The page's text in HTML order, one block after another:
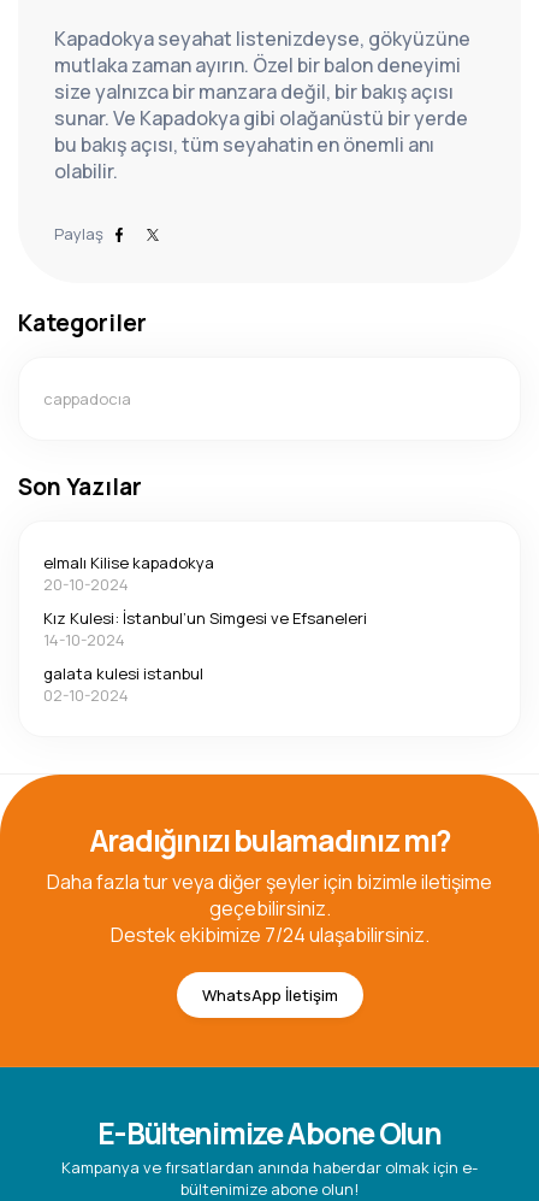
Kapadokya seyahat listenizdeyse, gökyüzüne
mutlaka zaman ayırın. Özel bir balon deneyimi
size yalnızca bir manzara değil, bir bakış açısı
sunar. Ve Kapadokya gibi olağanüstü bir yerde
bu bakış açısı, tüm seyahatin en önemli anı
olabilir.
Paylaş
Kategoriler
cappadocıa
Son Yazılar
elmalı Kilise kapadokya
20-10-2024
Kız Kulesi: İstanbul’un Simgesi ve Efsaneleri
14-10-2024
galata kulesi istanbul
02-10-2024
Aradığınızı bulamadınız mı?
Daha fazla tur veya diğer şeyler için bizimle iletişime
geçebilirsiniz.
Destek ekibimize 7/24 ulaşabilirsiniz.
WhatsApp İletişim
E-Bültenimize Abone Olun
Kampanya ve fırsatlardan anında haberdar olmak için e-
bültenimize abone olun!